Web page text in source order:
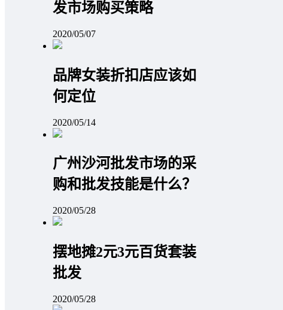
发市场购买策略
2020/05/07
品牌女装折扣店应该如
何定位
2020/05/14
广州沙河批发市场的采
购和批发技能是什么？
2020/05/28
摆地摊2元3元百货套装
批发
2020/05/28